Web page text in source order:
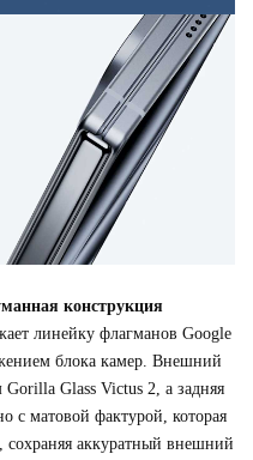
конструкция
линейку флагманов Google
блока камер. Внешний
Glass Victus 2, а задняя
с матовой фактурой, которая
сохраняя аккуратный внешний